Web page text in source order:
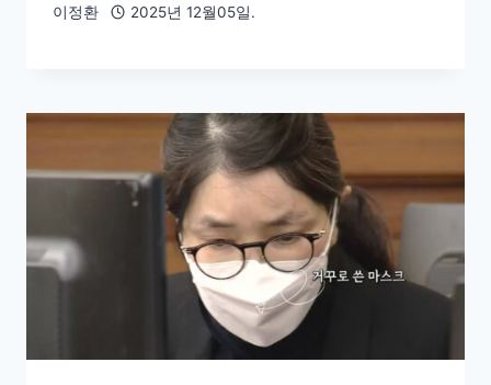
이정환 2025년 12월05일.